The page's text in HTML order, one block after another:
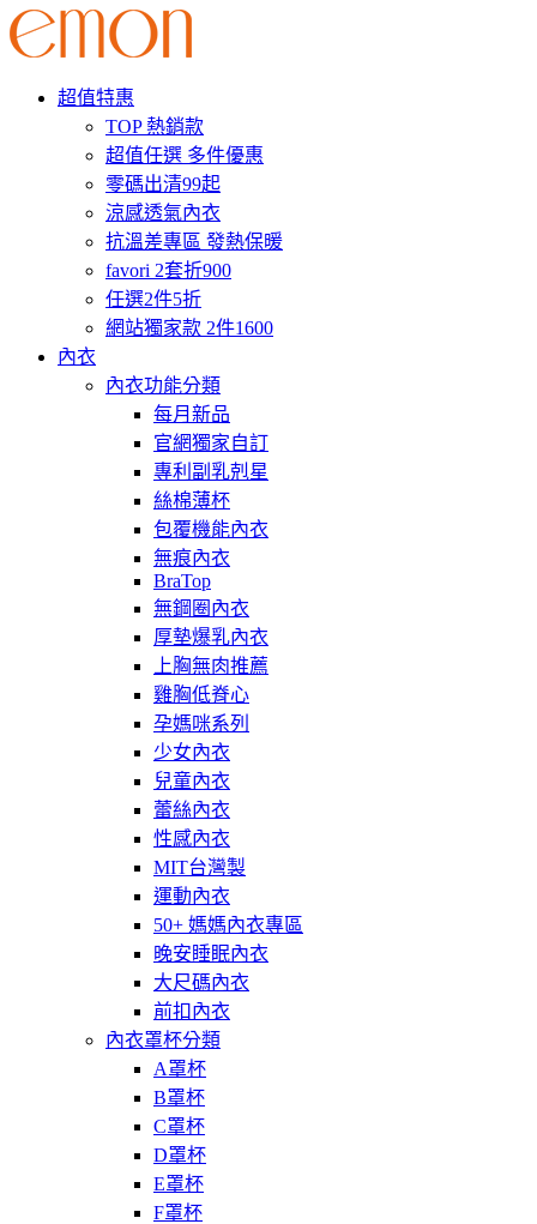
超值特惠
TOP 熱銷款
超值任選 多件優惠
零碼出清99起
涼感透氣內衣
抗溫差專區 發熱保暖
favori 2套折900
任選2件5折
網站獨家款 2件1600
內衣
內衣功能分類
每月新品
官網獨家自訂
專利副乳剋星
絲棉薄杯
包覆機能內衣
無痕內衣
BraTop
無鋼圈內衣
厚墊爆乳內衣
上胸無肉推薦
雞胸低脊心
孕媽咪系列
少女內衣
兒童內衣
蕾絲內衣
性感內衣
MIT台灣製
運動內衣
50+ 媽媽內衣專區
晚安睡眠內衣
大尺碼內衣
前扣內衣
內衣罩杯分類
A罩杯
B罩杯
C罩杯
D罩杯
E罩杯
F罩杯